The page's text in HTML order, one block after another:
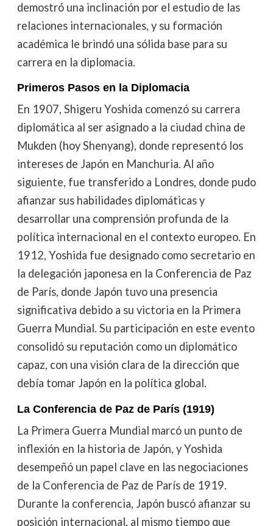
demostró una inclinación por el estudio de las
relaciones internacionales, y su formación
académica le brindó una sólida base para su
carrera en la diplomacia.
Primeros Pasos en la Diplomacia
En 1907, Shigeru Yoshida comenzó su carrera
diplomática al ser asignado a la ciudad china de
Mukden (hoy Shenyang), donde representó los
intereses de Japón en Manchuria. Al año
siguiente, fue transferido a Londres, donde pudo
afianzar sus habilidades diplomáticas y
desarrollar una comprensión profunda de la
política internacional en el contexto europeo. En
1912, Yoshida fue designado como secretario en
la delegación japonesa en la Conferencia de Paz
de París, donde Japón tuvo una presencia
significativa debido a su victoria en la Primera
Guerra Mundial. Su participación en este evento
consolidó su reputación como un diplomático
capaz, con una visión clara de la dirección que
debía tomar Japón en la política global.
La Conferencia de Paz de París (1919)
La Primera Guerra Mundial marcó un punto de
inflexión en la historia de Japón, y Yoshida
desempeñó un papel clave en las negociaciones
de la Conferencia de Paz de París de 1919.
Durante la conferencia, Japón buscó afianzar su
posición internacional, al mismo tiempo que